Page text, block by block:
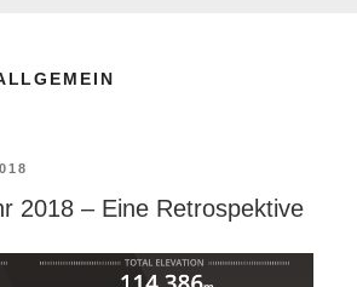
2018 – Eine Retrospektive